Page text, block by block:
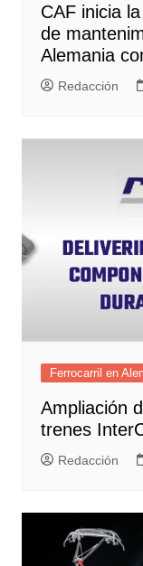
CAF inicia
de
Alemania
Redacción
Ferrocarril en
Ampliación
trenes
Redacción